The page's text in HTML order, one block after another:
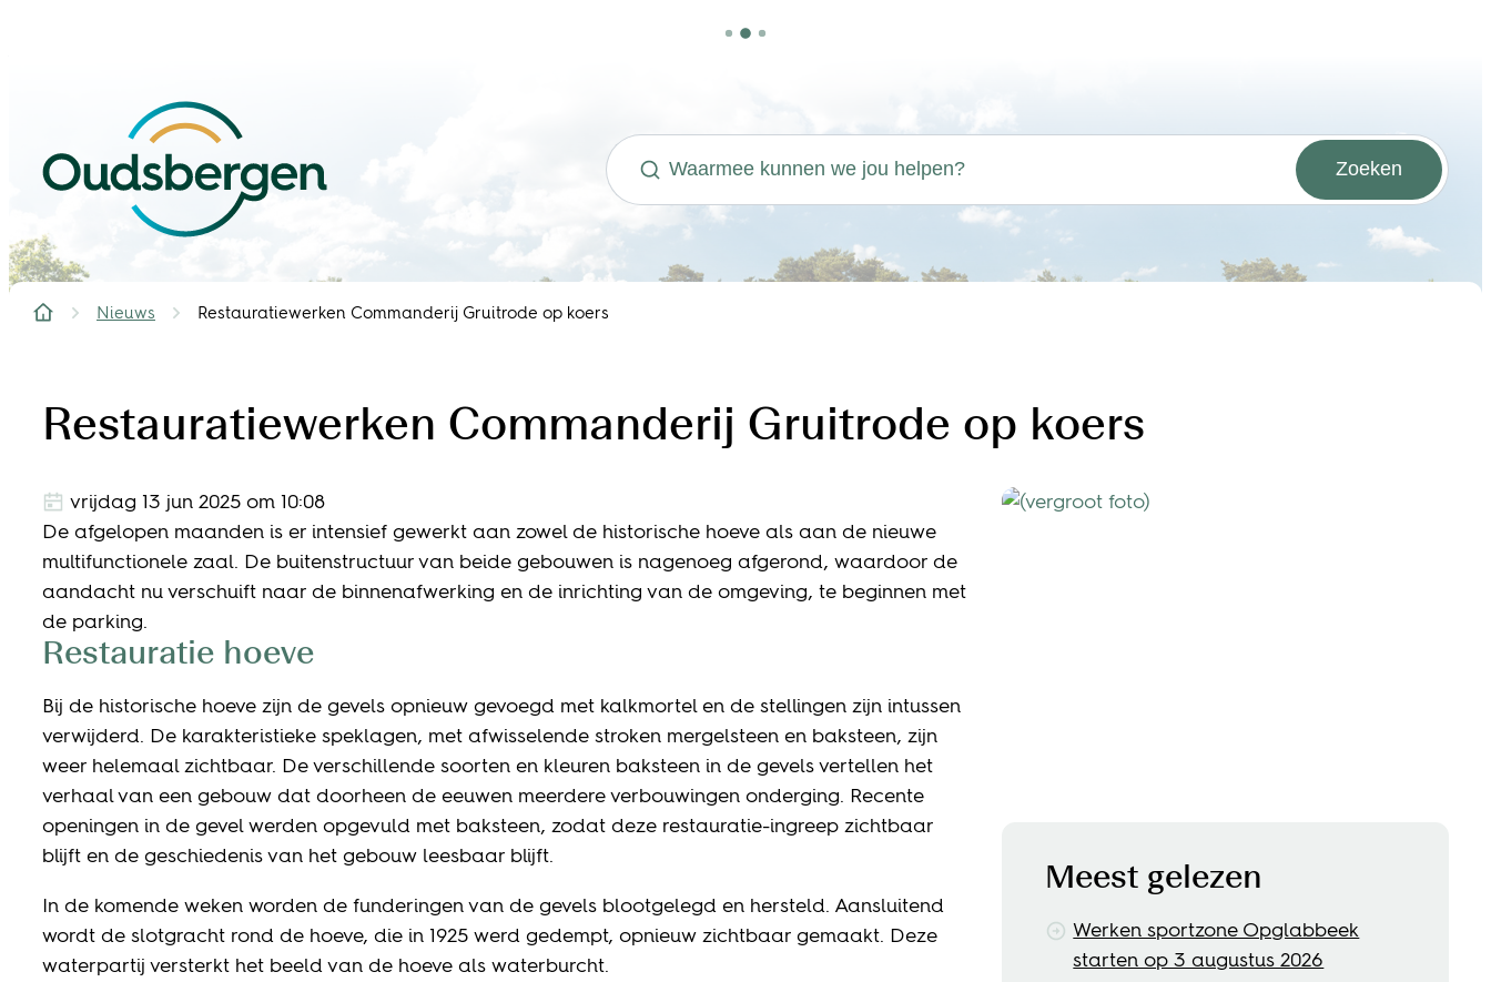
Oudsbergen
Waarmee kunnen we jou helpen?
Zoeken
Startpagina
Nieuws Restauratiewerken Commanderij Gruitrode op koers
Restauratiewerken Commanderij Gruitrode op koers
Gepubliceerd op
vrijdag 13 jun 2025 om 10:08
De afgelopen maanden is er intensief gewerkt aan zowel de historische hoeve als aan de nieuwe
multifunctionele zaal. De buitenstructuur van beide gebouwen is nagenoeg afgerond, waardoor de
aandacht nu verschuift naar de binnenafwerking en de inrichting van de omgeving, te beginnen met
de parking.
Restauratie hoeve
Bij de historische hoeve zijn de gevels opnieuw gevoegd met kalkmortel en de stellingen zijn intussen
verwijderd. De karakteristieke speklagen, met afwisselende stroken mergelsteen en baksteen, zijn
weer helemaal zichtbaar. De verschillende soorten en kleuren baksteen in de gevels vertellen het
verhaal van een gebouw dat doorheen de eeuwen meerdere verbouwingen onderging. Recente
openingen in de gevel werden opgevuld met baksteen, zodat deze restauratie-ingreep zichtbaar
blijft en de geschiedenis van het gebouw leesbaar blijft.
In de komende weken worden de funderingen van de gevels blootgelegd en hersteld. Aansluitend
wordt de slotgracht rond de hoeve, die in 1925 werd gedempt, opnieuw zichtbaar gemaakt. Deze
waterpartij versterkt het beeld van de hoeve als waterburcht.
Meest gelezen
Werken sportzone Opglabbeek
starten op 3 augustus 2026